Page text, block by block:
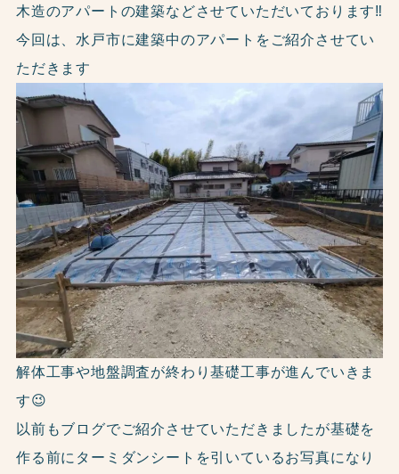
木造のアパートの建築などさせていただいております‼
今回は、水戸市に建築中のアパートをご紹介させてい
ただきます
解体工事や地盤調査が終わり基礎工事が進んでいきま
す😉
以前もブログでご紹介させていただきましたが基礎を
作る前にターミダンシートを引いているお写真になり